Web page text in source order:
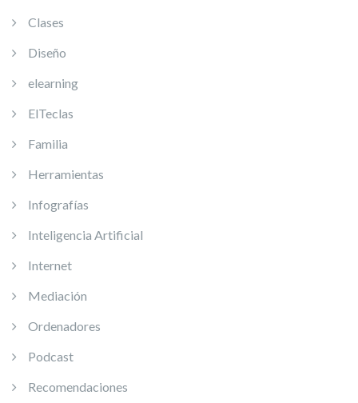
Clases
Diseño
elearning
ElTeclas
Familia
Herramientas
Infografías
Inteligencia Artificial
Internet
Mediación
Ordenadores
Podcast
Recomendaciones